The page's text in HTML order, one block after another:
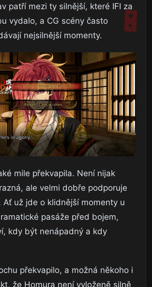
patří mezi ty silnější, které IFI za
vydalo, a CG scény často
nejsilnější momenty.
mile překvapila. Není nijak
ale velmi dobře podporuje
Ať už jde o klidnější momenty u
pasáže před bojem,
kdy být nenápadný a kdy
překvapilo, a možná někoho i
že Homura není vyloženě silně